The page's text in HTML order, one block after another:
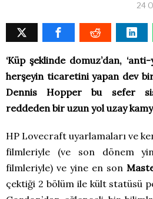
24
‘Küp şeklinde domuz’dan,
herşeyin ticaretini yapan dev
Dennis Hopper bu sefer
reddeden bir uzun yol uzay
HP Lovecraft uyarlamaları ve
filmleriyle (ve son dönem
filmleriyle) ve yine en son
çektiği 2 bölüm ile kült statüsü